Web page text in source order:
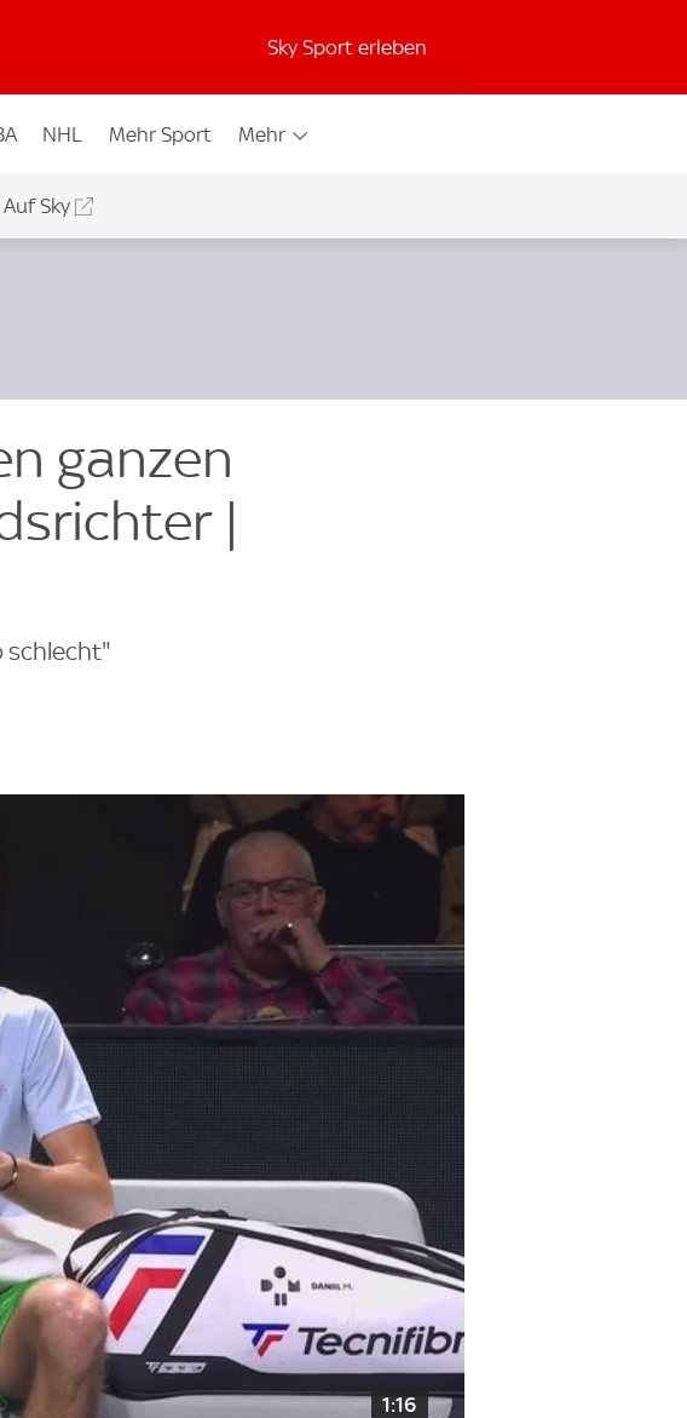
Sky Sport erleben
NHL Mehr Sport Mehr
Auf Sky
ganzen
|
schlecht"
1:16